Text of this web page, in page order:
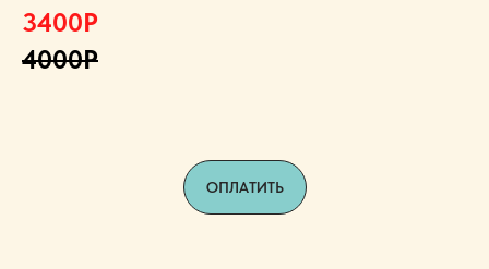
3400Р
4000Р
ОПЛАТИТЬ